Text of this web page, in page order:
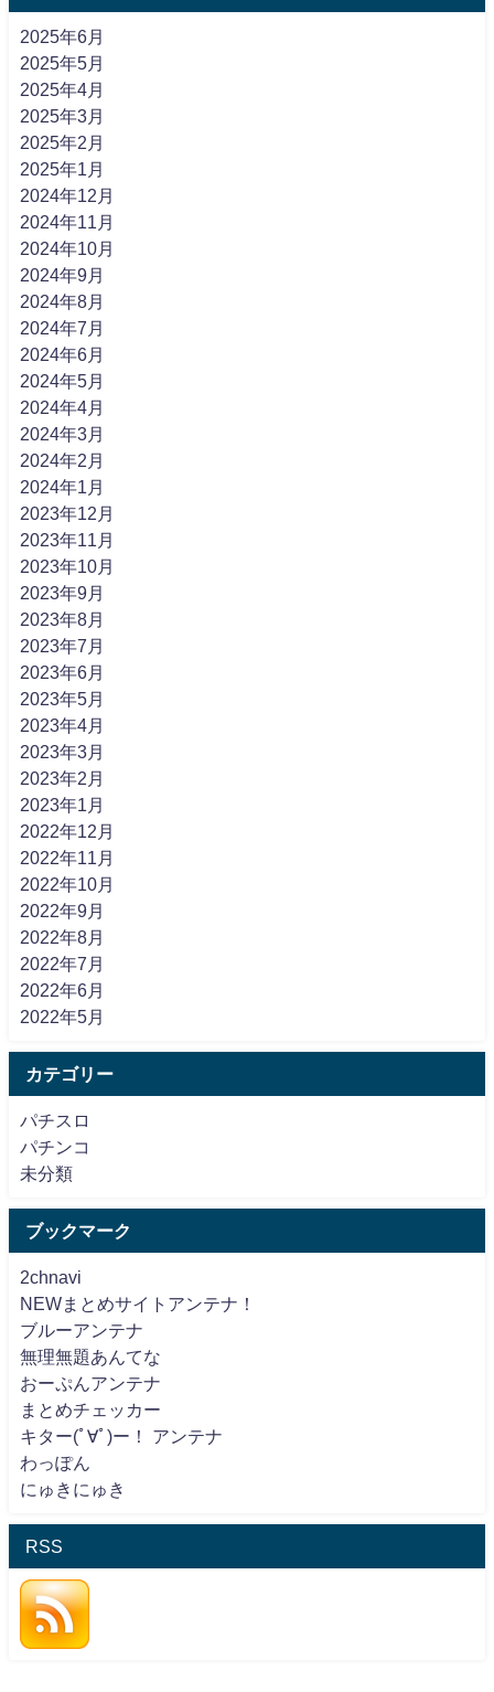
2025年6月
2025年5月
2025年4月
2025年3月
2025年2月
2025年1月
2024年12月
2024年11月
2024年10月
2024年9月
2024年8月
2024年7月
2024年6月
2024年5月
2024年4月
2024年3月
2024年2月
2024年1月
2023年12月
2023年11月
2023年10月
2023年9月
2023年8月
2023年7月
2023年6月
2023年5月
2023年4月
2023年3月
2023年2月
2023年1月
2022年12月
2022年11月
2022年10月
2022年9月
2022年8月
2022年7月
2022年6月
2022年5月
カテゴリー
パチスロ
パチンコ
未分類
ブックマーク
2chnavi
NEWまとめサイトアンテナ！
ブルーアンテナ
無理無題あんてな
おーぷんアンテナ
まとめチェッカー
キター(ﾟ∀ﾟ)ー！ アンテナ
わっぽん
にゅきにゅき
RSS